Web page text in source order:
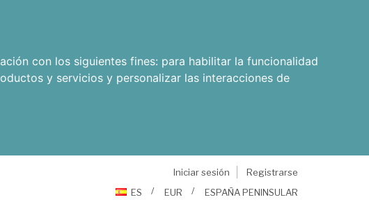
con los siguientes fines: para habilitar la funcionalidad
y servicios y personalizar las interacciones de
Iniciar sesión
Registrarse
ES
EUR ESPAÑA PENINSULAR